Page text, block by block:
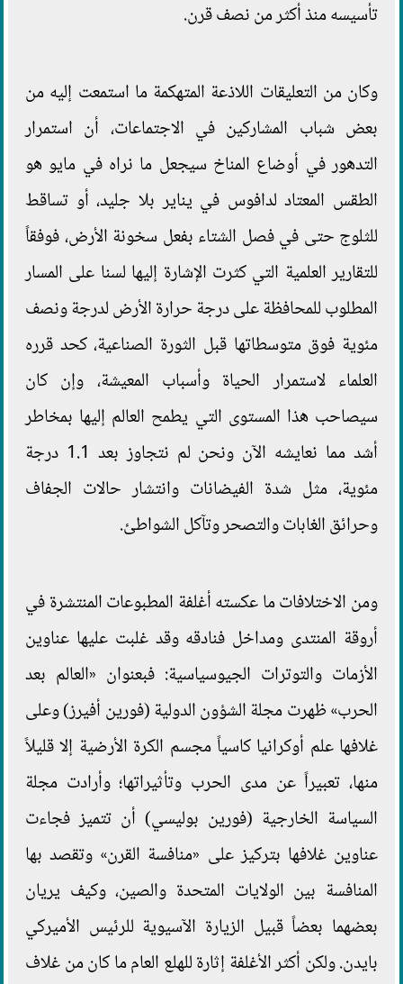
تأسيسه منذ أكثر من نصف قرن.
وكان من التعليقات اللاذعة المتهكمة ما استمعت إليه من
بعض شباب المشاركين في الاجتماعات، أن استمرار
التدهور في أوضاع المناخ سيجعل ما نراه في مايو هو
الطقس المعتاد لدافوس في يناير بلا جليد، أو تساقط
للثلوج حتى في فصل الشتاء بفعل سخونة الأرض، فوفقاً
للتقارير العلمية التي كثرت الإشارة إليها لسنا على المسار
المطلوب للمحافظة على درجة حرارة الأرض لدرجة ونصف
مئوية فوق متوسطاتها قبل الثورة الصناعية، كحد قرره
العلماء لاستمرار الحياة وأسباب المعيشة، وإن كان
سيصاحب هذا المستوى التي يطمح العالم إليها بمخاطر
أشد مما نعايشه الآن ونحن لم نتجاوز بعد 1.1 درجة
مئوية، مثل شدة الفيضانات وانتشار حالات الجفاف
وحرائق الغابات والتصحر وتآكل الشواطئ.
ومن الاختلافات ما عكسته أغلفة المطبوعات المنتشرة في
أروقة المنتدى ومداخل فنادقه وقد غلبت عليها عناوين
الأزمات والتوترات الجيوسياسية: فبعنوان «العالم بعد
الحرب» ظهرت مجلة الشؤون الدولية (فورين أفيرز) وعلى
غلافها علم أوكرانيا كاسياً مجسم الكرة الأرضية إلا قليلاً
منها، تعبيراً عن مدى الحرب وتأثيراتها؛ وأرادت مجلة
السياسة الخارجية (فورين بوليسي) أن تتميز فجاءت
عناوين غلافها بتركيز على «منافسة القرن» وتقصد بها
المنافسة بين الولايات المتحدة والصين، وكيف يريان
بعضهما بعضاً قبيل الزيارة الآسيوية للرئيس الأميركي
بايدن. ولكن أكثر الأغلفة إثارة للهلع العام ما كان من غلاف